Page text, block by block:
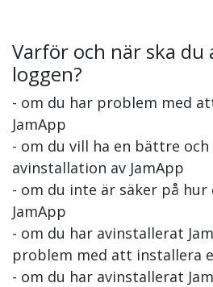
Varför och när ska du
loggen?
- om du har problem med
JamApp
- om du vill ha en bättre
avinstallation av JamApp
- om du inte är säker på
JamApp
- om du har avinstallerat
problem med att installera
- om du har avinstallerat